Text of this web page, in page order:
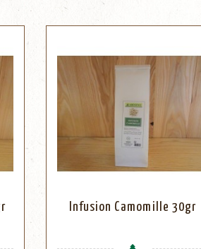
Infusion Camomille 30gr